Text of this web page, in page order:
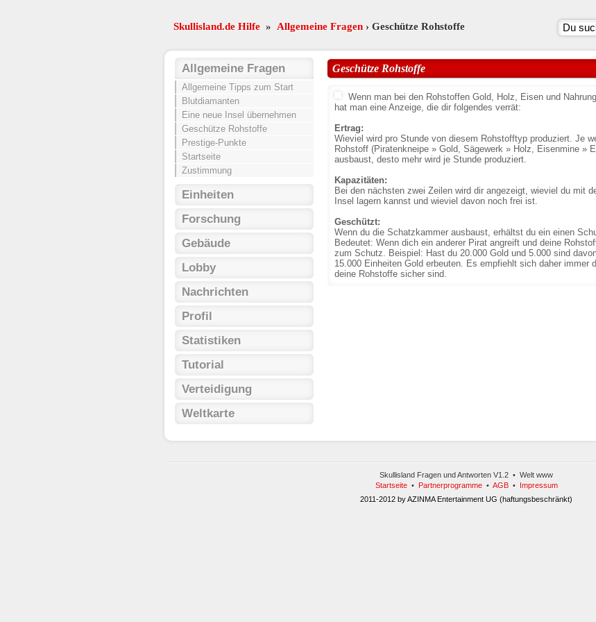
Skullisland.de Hilfe » Allgemeine Fragen › Geschütze Rohstoffe
Allgemeine Fragen
Allgemeine Tipps zum Start
Blutdiamanten
Eine neue Insel übernehmen
Geschütze Rohstoffe
Prestige-Punkte
Startseite
Zustimmung
Einheiten
Forschung
Gebäude
Lobby
Nachrichten
Profil
Statistiken
Tutorial
Verteidigung
Weltkarte
Geschütze Rohstoffe
Wenn man bei den Rohstoffen Gold, Holz, Eisen und
hat man eine Anzeige, die dir folgendes verrät:
Ertrag:
Wieviel wird pro Stunde von diesem Rohstofftyp produziert. Je
Rohstoff (Piratenkneipe » Gold, Sägewerk » Holz, Eisenmine »
ausbaust, desto mehr wird je Stunde produziert.
Kapazitäten:
Bei den nächsten zwei Zeilen wird dir angezeigt, wieviel du mit
Insel lagern kannst und wieviel davon noch frei ist.
Geschützt:
Wenn du die Schatzkammer ausbaust, erhältst du ein einen
Bedeutet: Wenn dich ein anderer Pirat angreift und deine
zum Schutz. Beispiel: Hast du 20.000 Gold und 5.000 sind
15.000 Einheiten Gold erbeuten. Es empfiehlt sich daher immer
deine Rohstoffe sicher sind.
Skullisland Fragen und Antworten V1.2 • Welt www
Startseite• Partnerprogramme• AGB• Impressum
2011-2012 by AZINMA Entertainment UG (haftungsbeschränkt)